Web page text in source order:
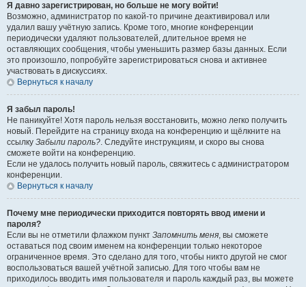
Я давно зарегистрирован, но больше не могу войти!
Возможно, администратор по какой-то причине деактивировал или
удалил вашу учётную запись. Кроме того, многие конференции
периодически удаляют пользователей, длительное время не
оставляющих сообщения, чтобы уменьшить размер базы данных. Если
это произошло, попробуйте зарегистрироваться снова и активнее
участвовать в дискуссиях.
Вернуться к началу
Я забыл пароль!
Не паникуйте! Хотя пароль нельзя восстановить, можно легко получить
новый. Перейдите на страницу входа на конференцию и щёлкните на
ссылку Забыли пароль?. Следуйте инструкциям, и скоро вы снова
сможете войти на конференцию.
Если не удалось получить новый пароль, свяжитесь с администратором
конференции.
Вернуться к началу
Почему мне периодически приходится повторять ввод имени и
пароля?
Если вы не отметили флажком пункт Запомнить меня, вы сможете
оставаться под своим именем на конференции только некоторое
ограниченное время. Это сделано для того, чтобы никто другой не смог
воспользоваться вашей учётной записью. Для того чтобы вам не
приходилось вводить имя пользователя и пароль каждый раз, вы можете